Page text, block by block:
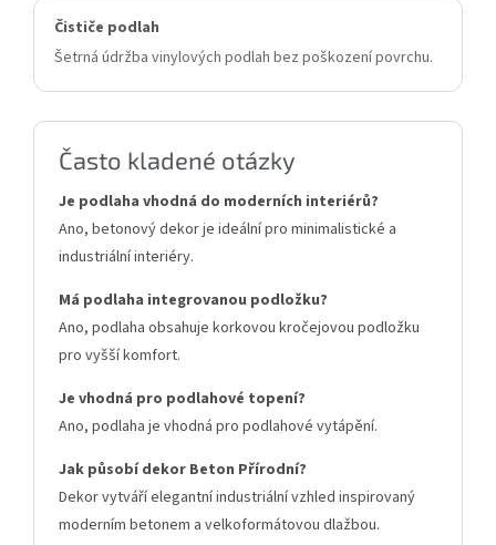
Čističe podlah
Šetrná údržba vinylových podlah bez poškození povrchu.
Často kladené otázky
Je podlaha vhodná do moderních interiérů?
Ano, betonový dekor je ideální pro minimalistické a
industriální interiéry.
Má podlaha integrovanou podložku?
Ano, podlaha obsahuje korkovou kročejovou podložku
pro vyšší komfort.
Je vhodná pro podlahové topení?
Ano, podlaha je vhodná pro podlahové vytápění.
Jak působí dekor Beton Přírodní?
Dekor vytváří elegantní industriální vzhled inspirovaný
moderním betonem a velkoformátovou dlažbou.